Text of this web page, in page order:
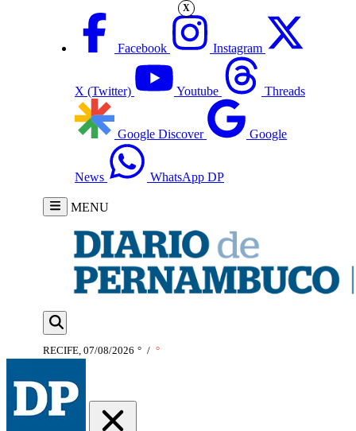
Facebook Instagram
X (Twitter) Youtube Threads
Google Discover Google
News WhatsApp DP
MENU
RECIFE, 07/08/2026 ° / °
X